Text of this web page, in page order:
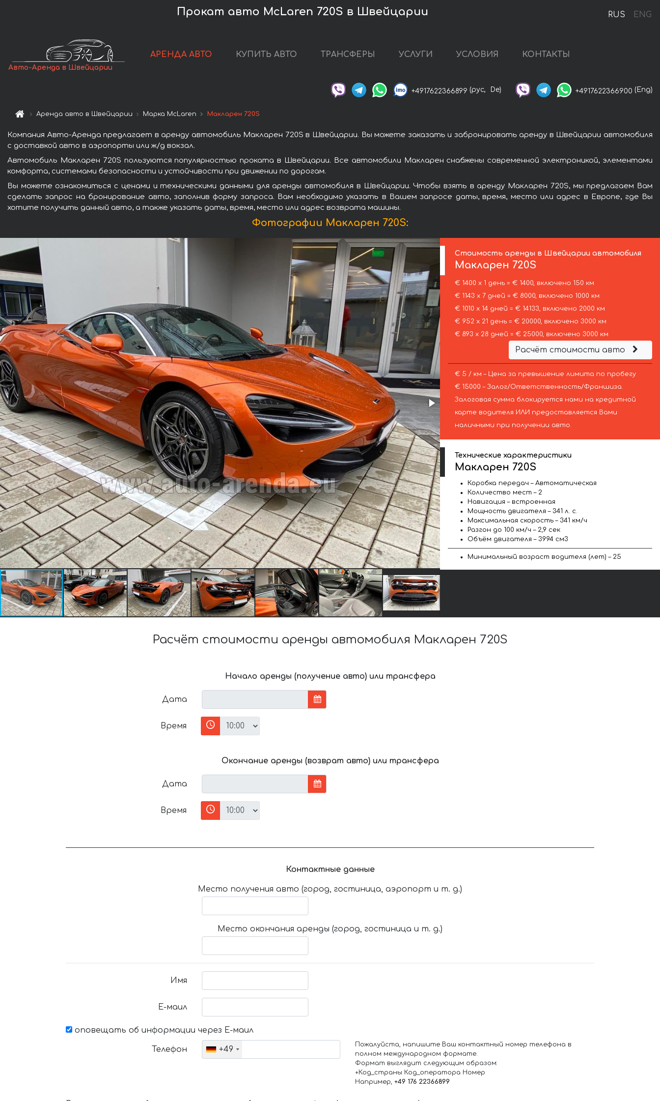
RUS ENG
Прокат авто McLaren 720S в Швейцарии
Авто-Аренда в Швейцарии
АРЕНДА АВТО КУПИТЬ АВТО ТРАНСФЕРЫ УСЛУГИ УСЛОВИЯ КОНТАКТЫ
+4917622366899 (рус, De) +4917622366900 (Eng)
Аренда авто в Швейцарии Марка McLaren Макларен 720S
Компания Авто-Аренда предлагает в аренду автомобиль Макларен 720S в Швейцарии. Вы можете заказать и забронировать аренду в Швейцарии автомобиля
с доставкой авто в аэропорты или ж/д вокзал.
Автомобиль Макларен 720S пользуются популярностью проката в Швейцарии. Все автомобили Макларен снабжены современной электроникой, элементами
комфорта, системами безопасности и устойчивости при движении по дорогам.
Вы можете ознакомиться с ценами и техническими данными для аренды автомобиля в Швейцарии. Чтобы взять в аренду Макларен 720S, мы предлагаем Вам
сделать запрос на бронирование авто, заполнив форму запроса. Вам необходимо указать в Вашем запросе даты, время, место или адрес в Европе, где Вы
хотите получить данный авто, а также указать даты, время, место или адрес возврата машины.
Фотографии Макларен 720S:
Стоимость аренды в Швейцарии автомобиля
Макларен 720S
€ 1400 х 1 день = € 1400, включено 150 км
€ 1143 х 7 дней = € 8000, включено 1000 км
€ 1010 х 14 дней = € 14133, включено 2000 км
€ 952 х 21 день = € 20000, включено 3000 км
€ 893 х 28 дней = € 25000, включено 3000 км
Расчёт стоимости авто
€ 5 / км – Цена за превышение лимита по пробегу
€ 15000 – Залог/Ответственность/Франшиза.
Залоговая сумма блокируется нами на кредитной
карте водителя ИЛИ предоставляется Вами
наличными при получении авто.
Технические характеристики
Макларен 720S
Коробка передач – Автоматическая
Количество мест – 2
Навигация – встроенная
Мощность двигателя – 341 л. с.
Максимальная скорость – 341 км/ч
Разгон до 100 км/ч – 2,9 сек
Объём двигателя – 3994 см3
Минимальный возраст водителя (лет) – 25
Расчёт стоимости аренды автомобиля Макларен 720S
Начало аренды (получение авто) или трансфера
Дата
Время
Окончание аренды (возврат авто) или трансфера
Дата
Время
Контактные данные
Место получения авто (город, гостиница, аэропорт и т. д.)
Место окончания аренды (город, гостиница и т. д.)
Имя
Е-маил
оповещать об информации через Е-маил
Телефон +49
Пожалуйста, напишите Ваш контактный номер телефона в
полном международном формате.
Формат выглядит следующим образом:
+Код_страны Код_оператора Номер
Например, +49 176 22366899